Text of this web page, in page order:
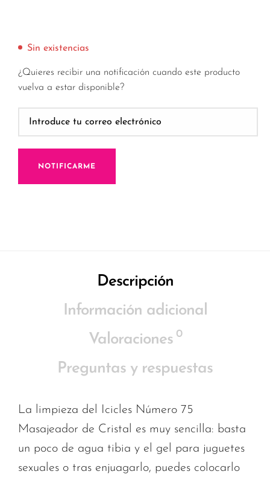
Sin existencias
¿Quieres recibir una notificación cuando este producto
vuelva a estar disponible?
NOTIFICARME
Descripción
Información adicional
Valoraciones 0
Preguntas y respuestas
La limpieza del Icicles Número 75
Masajeador de Cristal es muy sencilla: basta
un poco de agua tibia y el gel para juguetes
sexuales o tras enjuagarlo, puedes colocarlo